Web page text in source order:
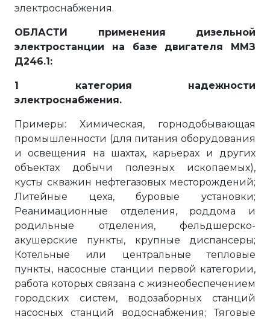
электроснабжения.
ОБЛАСТИ применения дизельной
электростанции на базе двигателя ММЗ
Д246.1:
1 категория надежности
электроснабжения.
Примеры: Химическая, горнодобывающая
промышленности (для питания оборудования
и освещения на шахтах, карьерах и других
объектах добычи полезных ископаемых),
кусты скважин нефтегазовых месторождений;
Литейные цеха, буровые установки;
Реанимационные отделения, роддома и
родильные отделения, фельдшерско-
акушерские пункты, крупные диспансеры;
Котельные или центральные тепловые
пункты, насосные станции первой категории,
работа которых связана с жизнеобеспечением
городских систем, водозаборных станций
насосных станций водоснабжения; Тяговые